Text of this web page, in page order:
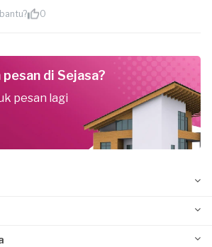
0
di Sejasa?
pesan lagi